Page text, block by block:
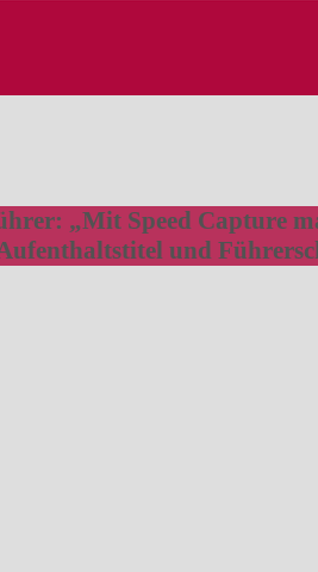
„Mit Speed Capture
Aufenthaltstitel und